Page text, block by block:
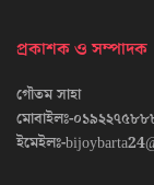
প্রকাশক ও সম্পাদক
গৌতম সাহা
মোবাইলঃ-
ইমেইলঃ-